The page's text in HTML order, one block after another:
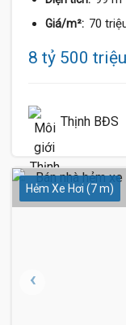
Giá/m²: 70
8 tỷ 500 triệu
Thịnh BĐS
Hẻm Xe Hơi (7 m)